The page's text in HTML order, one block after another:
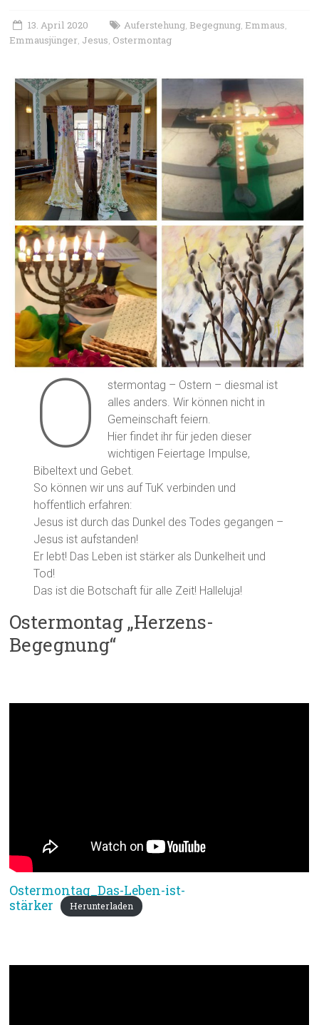
13. April 2020 Auferstehung Begegnung Emmaus
Emmausjünger Jesus Ostermontag
O
stermontag – Ostern – diesmal ist
alles anders. Wir können nicht in
Gemeinschaft feiern.
Hier findet ihr für jeden dieser
wichtigen Feiertage Impulse,
Bibeltext und Gebet.
So können wir uns auf TuK verbinden und
hoffentlich erfahren:
Jesus ist durch das Dunkel des Todes gegangen –
Jesus ist aufstanden!
Er lebt! Das Leben ist stärker als Dunkelheit und
Tod!
Das ist die Botschaft für alle Zeit! Halleluja!
Ostermontag „Herzens-
Begegnung“
Ostermontag_Das-Leben-ist-
stärker
Herunterladen